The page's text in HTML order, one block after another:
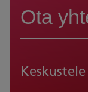
Ota